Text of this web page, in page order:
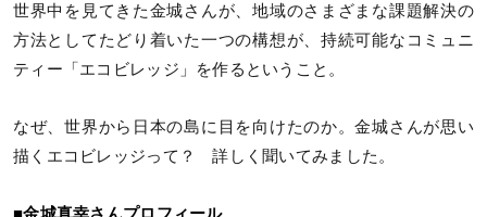
世界中を見てきた金城さんが、地域のさまざまな課題解決の
方法としてたどり着いた一つの構想が、持続可能なコミュニ
ティー「エコビレッジ」を作るということ。
なぜ、世界から日本の島に目を向けたのか。金城さんが思い
描くエコビレッジって？ 詳しく聞いてみました。